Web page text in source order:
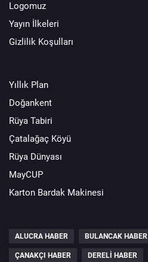
Logomuz
Yayın İlkeleri
Gizlilik Koşulları
Yıllık Plan
Doğankent
Rüya Tabiri
Çatalağaç Köyü
Rüya Dünyası
MayCUP
Karton Bardak Makinesi
ALUCRA HABER BULANCAK HABER
ÇANAKÇI HABER DERELI HABER